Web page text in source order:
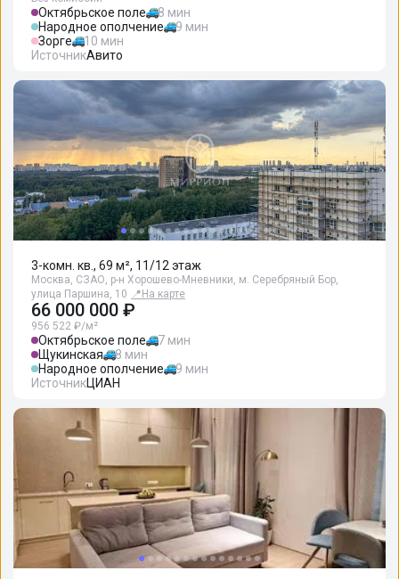
Октябрьское поле
8 мин
Народное ополчение
9 мин
Зорге
10 мин
ИсточникАвито
3-комн. кв., 69 м², 11/12 этаж
Москва, СЗАО, р-н Хорошево-Мневники, м. Серебряный Бор,
улица Паршина, 10 📍 На карте
66 000 000 ₽
956 522 ₽/м²
Октябрьское поле
7 мин
Щукинская
8 мин
Народное ополчение
9 мин
ИсточникЦИАН